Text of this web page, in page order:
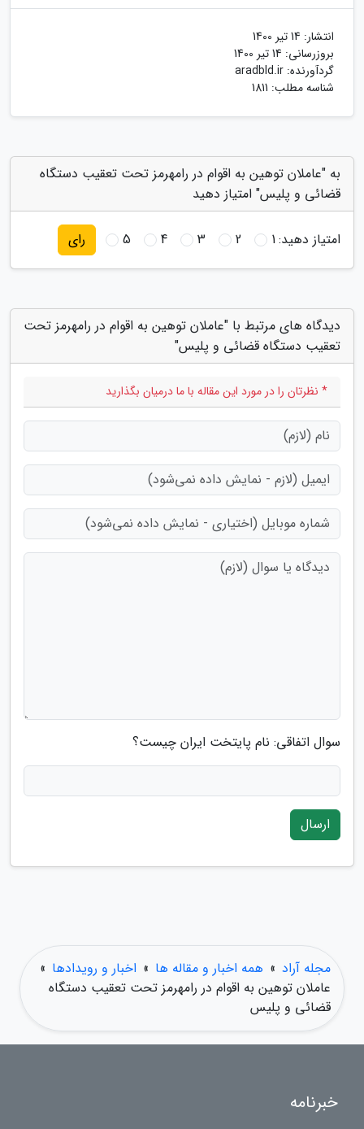
انتشار: 14 تیر 1400
بروزرسانی: 14 تیر 1400
گردآورنده: aradbld.ir
شناسه مطلب: 1811
به "عاملان توهین به اقوام در رامهرمز تحت تعقیب دستگاه
قضائی و پلیس" امتیاز دهید
امتیاز دهید:1
2
3
4
5 رای
دیدگاه های مرتبط با "عاملان توهین به اقوام در رامهرمز تحت
تعقیب دستگاه قضائی و پلیس"
* نظرتان را در مورد این مقاله با ما درمیان بگذارید
سوال اتفاقی: نام پایتخت ایران چیست؟
ارسال
مجله آراد » همه اخبار و مقاله ها » اخبار و رویدادها »
عاملان توهین به اقوام در رامهرمز تحت تعقیب دستگاه
قضائی و پلیس
خبرنامه